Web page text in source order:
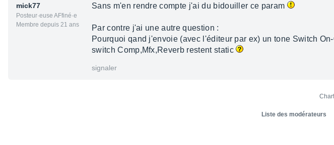
mick77
Posteur·euse AFfiné·e
Membre depuis 21 ans
Sans m'en rendre compte j'ai du bidouiller ce param
Par contre j'ai une autre question :
Pourquoi qand j'envoie (avec l'éditeur par ex) un tone Switch
switch Comp,Mfx,Reverb restent static
signaler
Liste des modérateurs